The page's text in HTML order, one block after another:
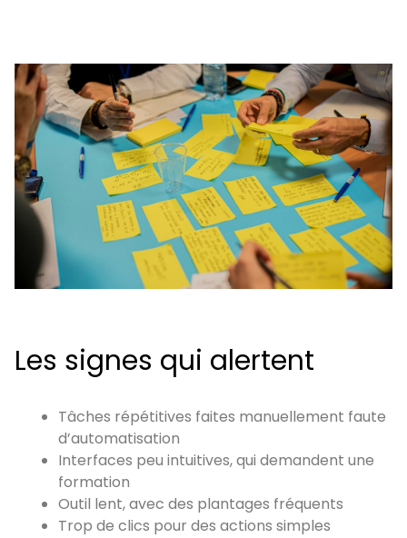
Les signes qui alertent
Tâches répétitives faites manuellement faute
d’automatisation
Interfaces peu intuitives, qui demandent une
formation
Outil lent, avec des plantages fréquents
Trop de clics pour des actions simples